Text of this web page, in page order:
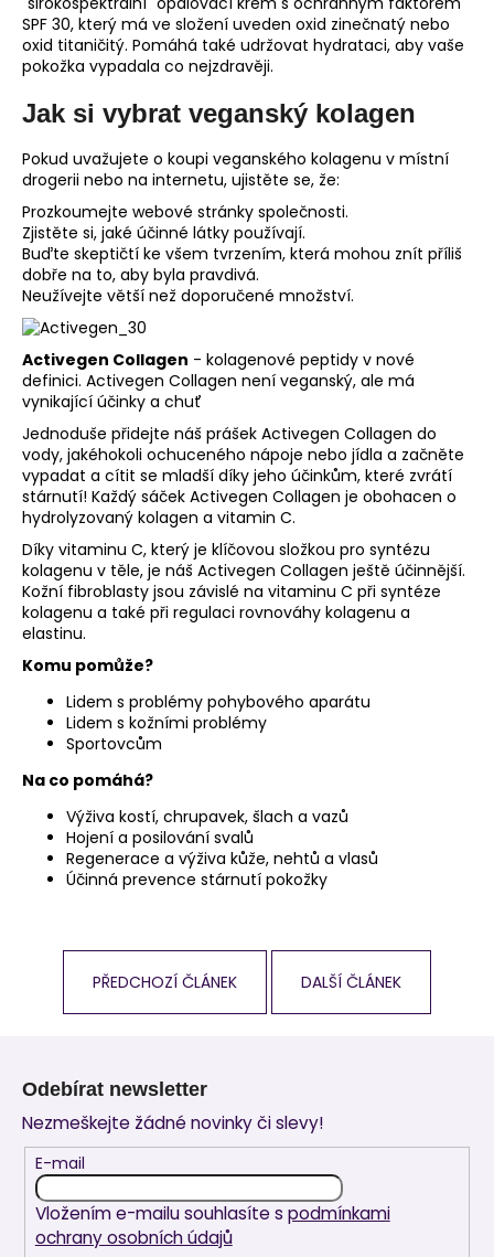
SPF 30, který má ve složení uveden oxid zinečnatý nebo
oxid titaničitý. Pomáhá také udržovat hydrataci, aby vaše
pokožka vypadala co nejzdravěji.
Jak si vybrat veganský kolagen
Pokud uvažujete o koupi veganského kolagenu v místní
drogerii nebo na internetu, ujistěte se, že:
Prozkoumejte webové stránky společnosti.
Zjistěte si, jaké účinné látky používají.
Buďte skeptičtí ke všem tvrzením, která mohou znít příliš
dobře na to, aby byla pravdivá.
Neužívejte větší než doporučené množství.
Activegen Collagen - kolagenové peptidy v nové
definici. Activegen Collagen není veganský, ale má
vynikající účinky a chuť
Jednoduše přidejte náš prášek Activegen Collagen do
vody, jakéhokoli ochuceného nápoje nebo jídla a začněte
vypadat a cítit se mladší díky jeho účinkům, které zvrátí
stárnutí! Každý sáček Activegen Collagen je obohacen o
hydrolyzovaný kolagen a vitamin C.
Díky vitaminu C, který je klíčovou složkou pro syntézu
kolagenu v těle, je náš Activegen Collagen ještě účinnější.
Kožní fibroblasty jsou závislé na vitaminu C při syntéze
kolagenu a také při regulaci rovnováhy kolagenu a
elastinu.
Komu pomůže?
Lidem s problémy pohybového aparátu
Lidem s kožními problémy
Sportovcům
Na co pomáhá?
Výživa kostí, chrupavek, šlach a vazů
Hojení a posilování svalů
Regenerace a výživa kůže, nehtů a vlasů
Účinná prevence stárnutí pokožky
PŘEDCHOZÍ ČLÁNEK DALŠÍ ČLÁNEK
Odebírat newsletter
Nezmeškejte žádné novinky či slevy!
E-mail
Vložením e-mailu souhlasíte s podmínkami
ochrany osobních údajů